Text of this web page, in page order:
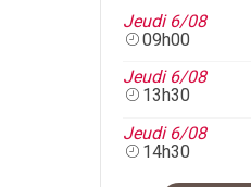
Jeudi 6/08
09h00
Jeudi 6/08
13h30
Jeudi 6/08
14h30